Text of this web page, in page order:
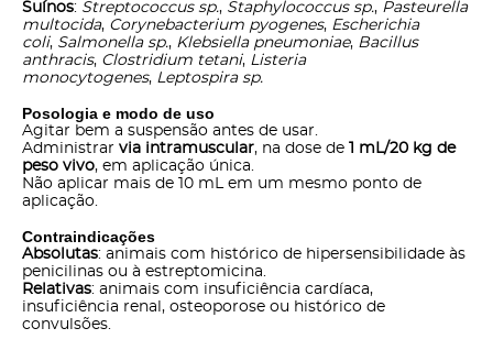
Suínos: Streptococcus sp., Staphylococcus sp., Pasteurella
multocida, Corynebacterium pyogenes, Escherichia
coli, Salmonella sp., Klebsiella pneumoniae, Bacillus
anthracis, Clostridium tetani, Listeria
monocytogenes, Leptospira sp.
Posologia e modo de uso
Agitar bem a suspensão antes de usar.
Administrar via intramuscular, na dose de
1 mL/20 kg de
peso vivo, em aplicação única.
Não aplicar mais de 10 mL em um mesmo ponto de
aplicação.
Contraindicações
Absolutas: animais com histórico de hipersensibilidade às
penicilinas ou à estreptomicina.
Relativas: animais com insuficiência cardíaca,
insuficiência renal, osteoporose ou histórico de
convulsões.